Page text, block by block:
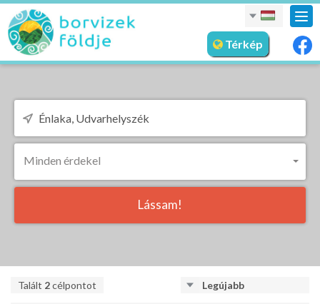
Térkép
Minden érdekel
Lássam!
Talált 2célpontot Legújabb